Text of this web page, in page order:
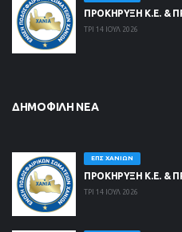
ΠΡΟΚΗΡΥΞΗ Κ.Ε. &
ΤΡΙ 14 ΙΟΥΛ 2026
ΔΗΜΟΦΙΛΉ ΝΈΑ
ΕΠΣ ΧΑΝΊΩΝ
ΠΡΟΚΗΡΥΞΗ Κ.Ε. &
ΤΡΙ 14 ΙΟΥΛ 2026